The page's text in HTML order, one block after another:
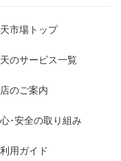
市場トップ
のサービス一覧
のご案内
･安全の取り組み
用ガイド